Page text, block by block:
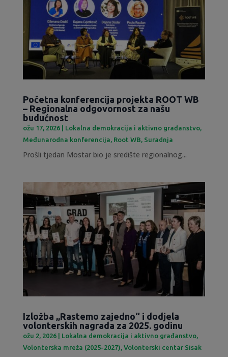
Početna konferencija projekta ROOT WB
– Regionalna odgovornost za našu
budućnost
ožu 17, 2026| Lokalna demokracija i aktivno građanstvo,
Međunarodna konferencija, Root WB, Suradnja
Prošli tjedan Mostar bio je središte regionalnog...
Izložba „Rastemo zajedno“ i dodjela
volonterskih nagrada za 2025. godinu
ožu 2, 2026| Lokalna demokracija i aktivno građanstvo,
Volonterska mreža (2025-2027), Volonterski centar Sisak